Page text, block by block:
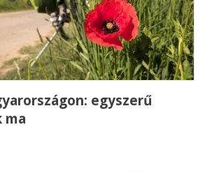
egyszerű
ma